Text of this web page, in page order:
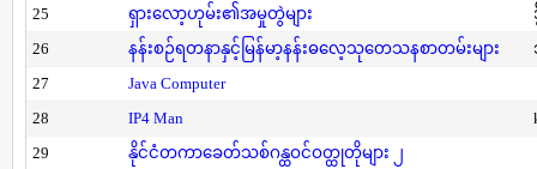
25
ရှားလော့ဟုမ်း၏အမှုတွဲများ
26
နန်းစဉ်ရတနာနှင့်မြန်မာ့နန်းဓလေ့သုတေသနစာတမ်းများ
27
Java Computer
28
IP4 Man
29
နိုင်ငံတကာခေတ်သစ်ဂန္ထဝင်ဝတ္ထုတိုများ ၂